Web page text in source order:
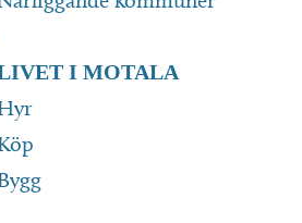
I MOTALA